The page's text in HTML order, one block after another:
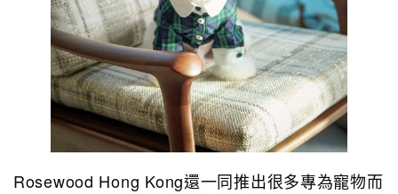
Rosewood Hong Kong還一同推出很多專為寵物而